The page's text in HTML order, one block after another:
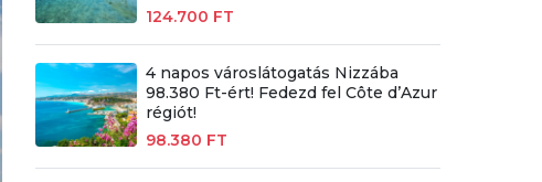
124.700 FT
4 napos városlátogatás Nizzába
98.380 Ft-ért! Fedezd fel Côte d’Azur
régiót!
98.380 FT